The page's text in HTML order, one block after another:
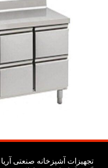
تجهیزات آشپزخانه صنعتی آریا